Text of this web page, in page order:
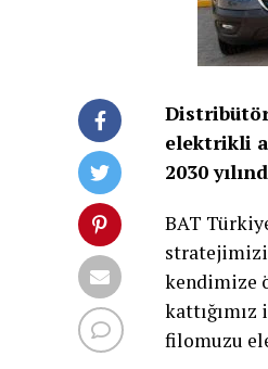
elektrikli
2030
BAT
kendimize
filomuzu